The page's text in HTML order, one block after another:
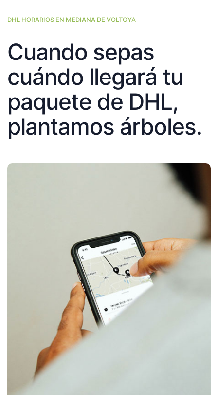
DHL HORARIOS EN MEDIANA DE VOLTOYA
Cuando sepas
cuándo llegará tu
paquete de DHL,
plantamos árboles.